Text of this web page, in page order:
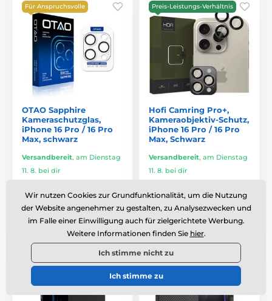
Für Anspruchsvolle
OTAO Sapphire
Kameraschutzglas,
iPhone 16 Pro / 16 Pro
Max, schwarz
Versandbereit, am Dienstag
11. 8. bei dir
17,47 €
Vergleichen
Preis-Leistungs-Verhältnis
Hofi Camring Pro+,
Kameraobjektiv-Schutz,
iPhone 16 Pro / 16 Pro
Max, Schwarz
Versandbereit, am Dienstag
11. 8. bei dir
9,30 €
Vergleichen
Kostenloser Transport
Für Anspruchsvolle
Wir nutzen Cookies zur Grundfunktionalität, um die Nutzung
der Website angenehmer zu gestalten, zu Analysezwecken und
im Falle einer Einwilligung auch für zielgerichtete Werbung.
Weitere Informationen finden Sie hier.
Ich stimme nicht zu
Ich stimme zu